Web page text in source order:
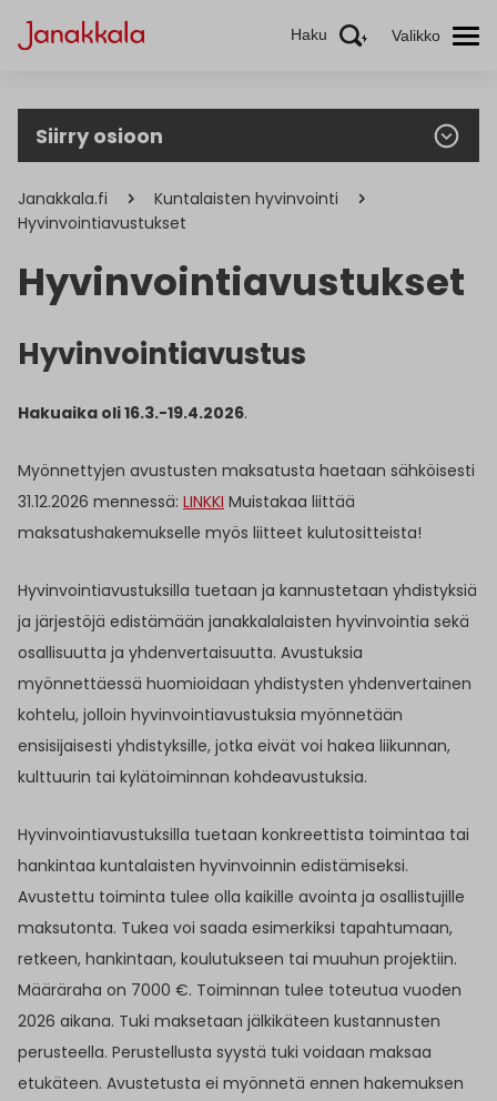
Haku Valikko
Siirry osioon
Janakkala.fi
Kuntalaisten hyvinvointi
Hyvinvointiavustukset
Hyvinvointiavustukset
Hyvinvointiavustus
Hakuaika oli 16.3.-19.4.2026.
Myönnettyjen avustusten maksatusta haetaan sähköisesti
31.12.2026 mennessä: LINKKI Muistakaa liittää
maksatushakemukselle myös liitteet kulutositteista!
Hyvinvointiavustuksilla tuetaan ja kannustetaan yhdistyksiä
ja järjestöjä edistämään janakkalalaisten hyvinvointia sekä
osallisuutta ja yhdenvertaisuutta. Avustuksia
myönnettäessä huomioidaan yhdistysten yhdenvertainen
kohtelu, jolloin hyvinvointiavustuksia myönnetään
ensisijaisesti yhdistyksille, jotka eivät voi hakea liikunnan,
kulttuurin tai kylätoiminnan kohdeavustuksia.
Hyvinvointiavustuksilla tuetaan konkreettista toimintaa tai
hankintaa kuntalaisten hyvinvoinnin edistämiseksi.
Avustettu toiminta tulee olla kaikille avointa ja osallistujille
maksutonta. Tukea voi saada esimerkiksi tapahtumaan,
retkeen, hankintaan, koulutukseen tai muuhun projektiin.
Määräraha on 7000 €. Toiminnan tulee toteutua vuoden
2026 aikana. Tuki maksetaan jälkikäteen kustannusten
perusteella. Perustellusta syystä tuki voidaan maksaa
etukäteen. Avustetusta ei myönnetä ennen hakemuksen